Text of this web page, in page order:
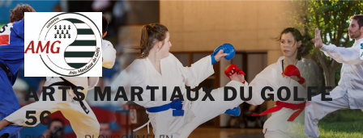
Aller
au
contenu
principal
ARTS MARTIAUX DU GOLFE
56